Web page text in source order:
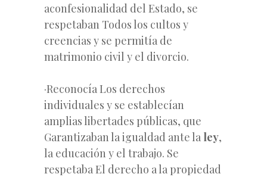
aconfesionalidad del Estado, se
respetaban Todos los cultos y
creencias y se permitía de
matrimonio civil y el divorcio.
·Reconocía Los derechos
individuales y se establecían
amplias libertades públicas, que
Garantizaban la igualdad ante la ley,
la educación y el trabajo. Se
respetaba El derecho a la propiedad